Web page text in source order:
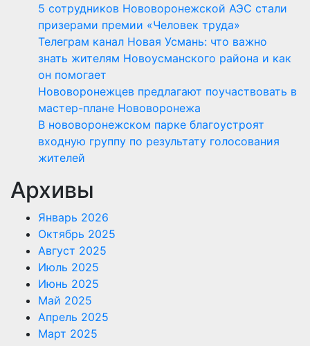
5 сотрудников Нововоронежской АЭС стали
призерами премии «Человек труда»
Телеграм канал Новая Усмань: что важно
знать жителям Новоусманского района и как
он помогает
Нововоронежцев предлагают поучаствовать в
мастер-плане Нововоронежа
В нововоронежском парке благоустроят
входную группу по результату голосования
жителей
Архивы
Январь 2026
Октябрь 2025
Август 2025
Июль 2025
Июнь 2025
Май 2025
Апрель 2025
Март 2025